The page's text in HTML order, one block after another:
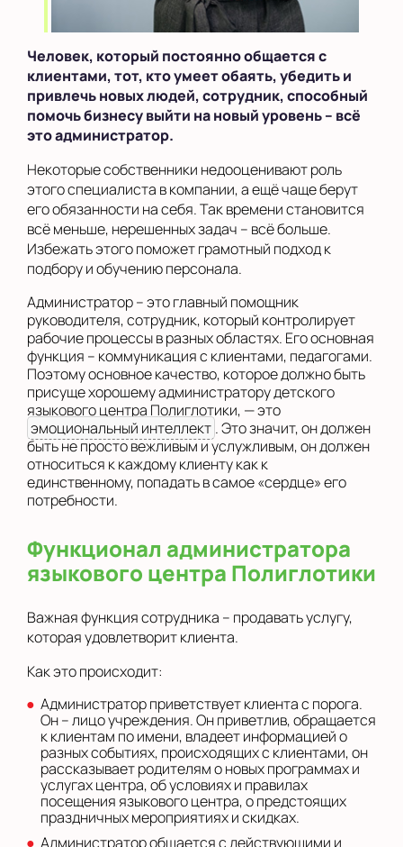
Человек, который постоянно общается с
клиентами, тот, кто умеет обаять, убедить и
привлечь новых людей, сотрудник, способный
помочь бизнесу выйти на новый уровень – всё
это администратор.
Некоторые собственники недооценивают роль
этого специалиста в компании, а ещё чаще берут
его обязанности на себя. Так времени становится
всё меньше, нерешенных задач – всё больше.
Избежать этого поможет грамотный подход к
подбору и обучению персонала.
Администратор – это главный помощник
руководителя, сотрудник, который контролирует
рабочие процессы в разных областях. Его основная
функция – коммуникация с клиентами, педагогами.
Поэтому основное качество, которое должно быть
присуще хорошему администратору детского
языкового центра Полиглотики, — это
эмоциональный интеллект . Это значит, он должен
быть не просто вежливым и услужливым, он должен
относиться к каждому клиенту как к
единственному, попадать в самое «сердце» его
потребности.
Функционал администратора
языкового центра Полиглотики
Важная функция сотрудника – продавать услугу,
которая удовлетворит клиента.
Как это происходит:
Администратор приветствует клиента с порога.
Он – лицо учреждения. Он приветлив, обращается
к клиентам по имени, владеет информацией о
разных событиях, происходящих с клиентами, он
рассказывает родителям о новых программах и
услугах центра, об условиях и правилах
посещения языкового центра, о предстоящих
праздничных мероприятиях и скидках.
Администратор общается с действующими и